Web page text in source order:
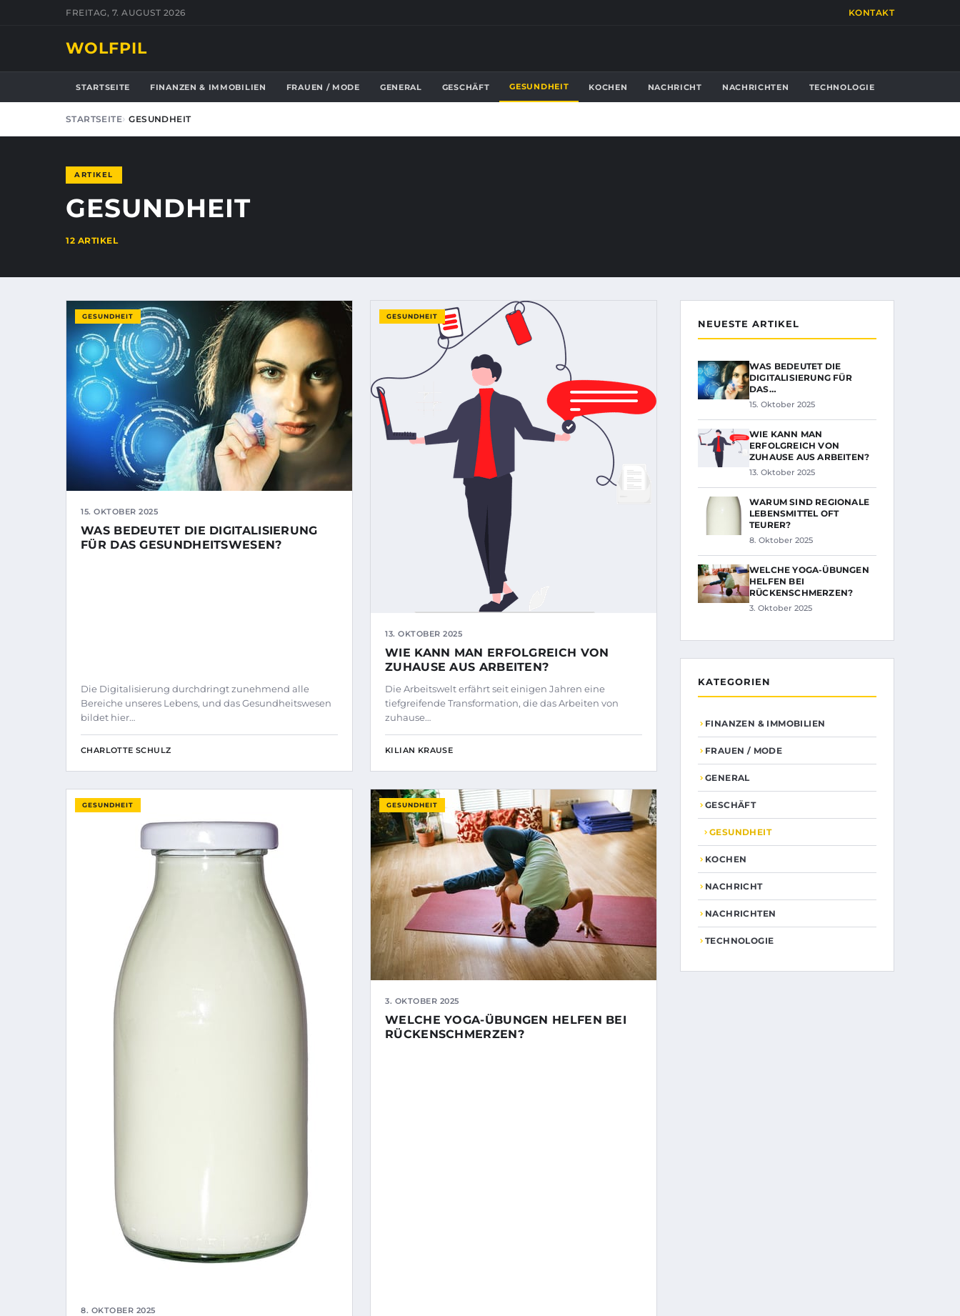
FREITAG, 7. AUGUST 2026 KONTAKT
WOLFPIL
STARTSEITE FINANZEN & IMMOBILIEN FRAUEN / MODE GENERAL GESCHÄFT GESUNDHEIT KOCHEN NACHRICHT NACHRICHTEN TECHNOLOGIE
STARTSEITE GESUNDHEIT
ARTIKEL
GESUNDHEIT
12 ARTIKEL
GESUNDHEIT
15. OKTOBER 2025
WAS BEDEUTET DIE DIGITALISIERUNG
FÜR DAS GESUNDHEITSWESEN?
Die Digitalisierung durchdringt zunehmend alle
Bereiche unseres Lebens, und das Gesundheitswesen
bildet hier…
CHARLOTTE SCHULZ
GESUNDHEIT
13. OKTOBER 2025
WIE KANN MAN ERFOLGREICH VON
ZUHAUSE AUS ARBEITEN?
Die Arbeitswelt erfährt seit einigen Jahren eine
tiefgreifende Transformation, die das Arbeiten von
zuhause…
KILIAN KRAUSE
GESUNDHEIT
8. OKTOBER 2025
GESUNDHEIT
3. OKTOBER 2025
WELCHE YOGA-ÜBUNGEN HELFEN BEI
RÜCKENSCHMERZEN?
NEUESTE ARTIKEL
WAS BEDEUTET DIE
DIGITALISIERUNG FÜR
DAS…
15. Oktober 2025
WIE KANN MAN
ERFOLGREICH VON
ZUHAUSE AUS ARBEITEN?
13. Oktober 2025
WARUM SIND REGIONALE
LEBENSMITTEL OFT
TEURER?
8. Oktober 2025
WELCHE YOGA-ÜBUNGEN
HELFEN BEI
RÜCKENSCHMERZEN?
3. Oktober 2025
KATEGORIEN
FINANZEN & IMMOBILIEN
FRAUEN / MODE
GENERAL
GESCHÄFT
GESUNDHEIT
KOCHEN
NACHRICHT
NACHRICHTEN
TECHNOLOGIE